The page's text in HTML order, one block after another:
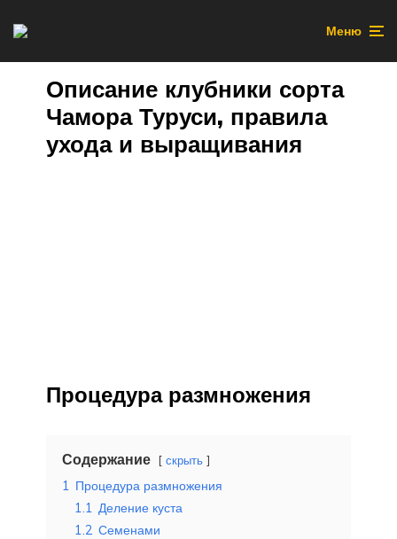
Меню
Описание клубники сорта
Чамора Туруси, правила
ухода и выращивания
Процедура размножения
Содержание скрыть
1 Процедура размножения
1.1 Деление куста
1.2 Семенами